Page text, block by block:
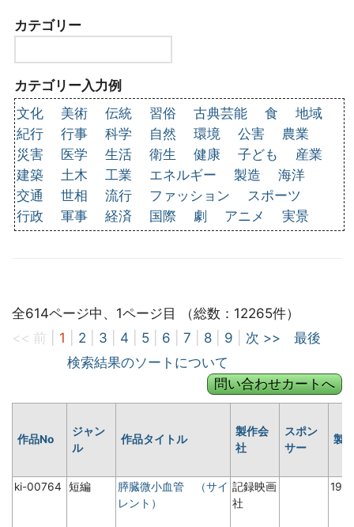
カテゴリー
カテゴリー入力例
文化
美術 伝統 習俗 古典芸能 食
地域
紀行
行事 科学 自然 環境 公害
農業
災害
医学 生活 衛生 健康 子ども
産業
建築
土木 工業 エネルギー 製造
海洋
交通
世相 流行 ファッション
スポーツ
行政
軍事 経済 国際 劇 アニメ 実景
全614ページ中、1ページ目 （総数：12265件）
<< 前
1 2 3 4 5 6 7 8 9 次 >>
最後
検索結果のソートについて
作品No
ジャン
ル
作品タイトル
製作会
社
スポン
サー
製
ki-00764 短編
膵臓微小血管 （サイ
レント）
記録映画
社